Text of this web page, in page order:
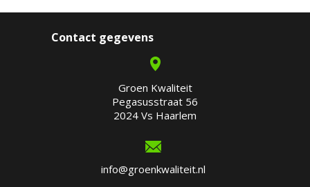
Contact gegevens
Groen Kwaliteit
Pegasusstraat 56
2024 Vs Haarlem
info@groenkwaliteit.nl